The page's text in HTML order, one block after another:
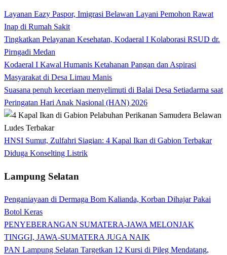
Layanan Eazy Paspor, Imigrasi Belawan Layani Pemohon Rawat
Inap di Rumah Sakit
Tingkatkan Pelayanan Kesehatan, Kodaeral I Kolaborasi RSUD dr.
Pirngadi Medan‎
Kodaeral I Kawal Humanis Ketahanan Pangan dan Aspirasi
Masyarakat di Desa Limau Manis
Suasana penuh keceriaan menyelimuti di Balai Desa Setiadarma saat
Peringatan Hari Anak Nasional (HAN) 2026
HNSI Sumut, Zulfahri Siagian: 4 Kapal Ikan di Gabion Terbakar
Diduga Konselting Listrik
Lampung Selatan
Penganiayaan di Dermaga Bom Kalianda, Korban Dihajar Pakai
Botol Keras
PENYEBERANGAN SUMATERA-JAWA MELONJAK
TINGGI, JAWA-SUMATERA JUGA NAIK
PAN Lampung Selatan Targetkan 12 Kursi di Pileg Mendatang,